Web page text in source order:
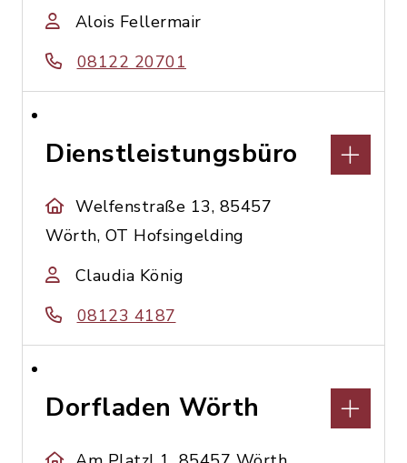
Alois Fellermair
08122 20701
Dienstleistungsbüro
Welfenstraße 13, 85457
Wörth, OT Hofsingelding
Claudia König
08123 4187
Dorfladen Wörth